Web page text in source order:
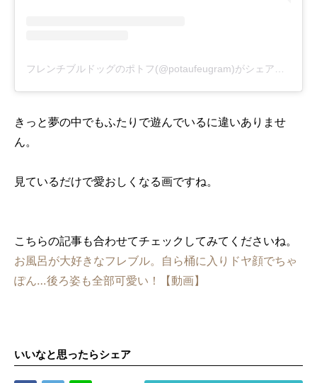
きっと夢の中でもふたりで遊んでいるに違いありませ
ん。
見ているだけで愛おしくなる画ですね。
こちらの記事も合わせてチェックしてみてくださいね。
お風呂が大好きなフレブル。自ら桶に入りドヤ顔でちゃ
ぽん…後ろ姿も全部可愛い！【動画】
いいなと思ったらシェア